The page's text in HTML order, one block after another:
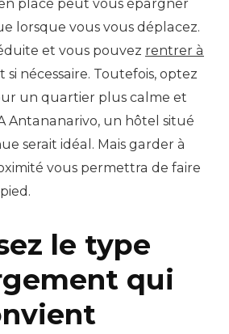
placé peut vous épargner
lorsque vous vous déplacez.
et vous pouvez rentrer à
si nécessaire. Toutefois, optez
un quartier plus calme et
Antananarivo, un hôtel situé
serait idéal. Mais garder à
vous permettra de faire
le type
qui